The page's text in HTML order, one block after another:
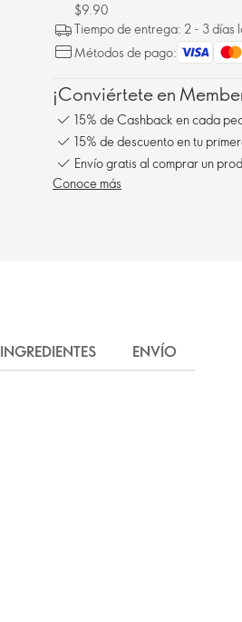
$9.90
Tiempo de entrega: 2 - 3 días
Métodos de pago:
¡Conviértete en
15% de Cashback en cada
15% de descuento en tu
Conoce más
INGREDIENTES ENVÍO